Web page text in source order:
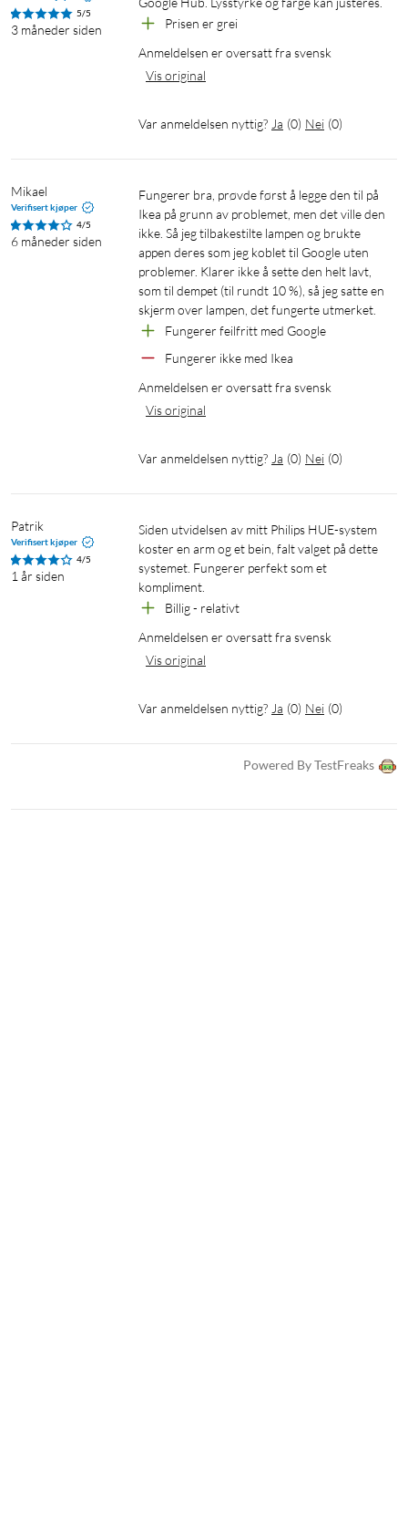
Smart lysregulering via app, tale eller dimmer
Senk lysstyrken til ønsket nivå ved hjelp av smarttelefonen,
tidsinnstillinger
Automatiser lampene/lyspærene slik at de passer dine daglige
eller ukentlige rutiner. Still inn belysningen slik at den tennes
når du kommer hjem og slås av når den ikke trengs.
Tilpass scener med forhåndsprogrammerte
dynamiske lysinnstillinger
Bland fargesterke og hvite lysinnstillinger for å skap den
perfekte stemningen. Lagre innstillingene og aktiver dem når
som helst ved hjelp av appen, WiZmote eller stemmen.
Energiovervåking
WiZ-appen holder oversikt over lyskildenes strømforbruk. Du
belysningen, slik at du kan optimere strømforbruket.
Talestyring med Google Assistent, Alexa eller Siri
Styr lyskildene ved å bruke tale og Google Assistent, Amazon
Alexa eller Siri Shortcuts. Bruk enkle talekommandoer for å
og tilpasse lysscener.
Spesifikasjoner
5/5
3 måneder siden
Prisen er grei
Anmeldelsen er oversatt fra svensk
Vis original
Var anmeldelsen nyttig? Ja (0) Nei (0)
Mikael
Verifisert kjøper
4/5
6 måneder siden
Fungerer bra, prøvde først å legge den til på
Ikea på grunn av problemet, men det ville den
ikke. Så jeg tilbakestilte lampen og brukte
appen deres som jeg koblet til Google uten
problemer. Klarer ikke å sette den helt lavt,
som til dempet (til rundt 10 %), så jeg satte en
skjerm over lampen, det fungerte utmerket.
Fungerer feilfritt med Google
Fungerer ikke med Ikea
Anmeldelsen er oversatt fra svensk
Vis original
Var anmeldelsen nyttig? Ja (0) Nei (0)
Patrik
Verifisert kjøper
4/5
1 år siden
Siden utvidelsen av mitt Philips HUE-system
koster en arm og et bein, falt valget på dette
systemet. Fungerer perfekt som et
kompliment.
Billig - relativt
Anmeldelsen er oversatt fra svensk
Vis original
Var anmeldelsen nyttig? Ja (0) Nei (0)
Powered By TestFreaks